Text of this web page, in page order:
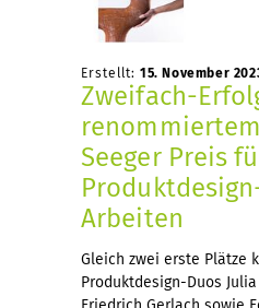
Erstellt: 15. November
Zweifach-
Seeger Preis
Arbeiten
Gleich zwei erste Plätze
Produktdesign-Duos